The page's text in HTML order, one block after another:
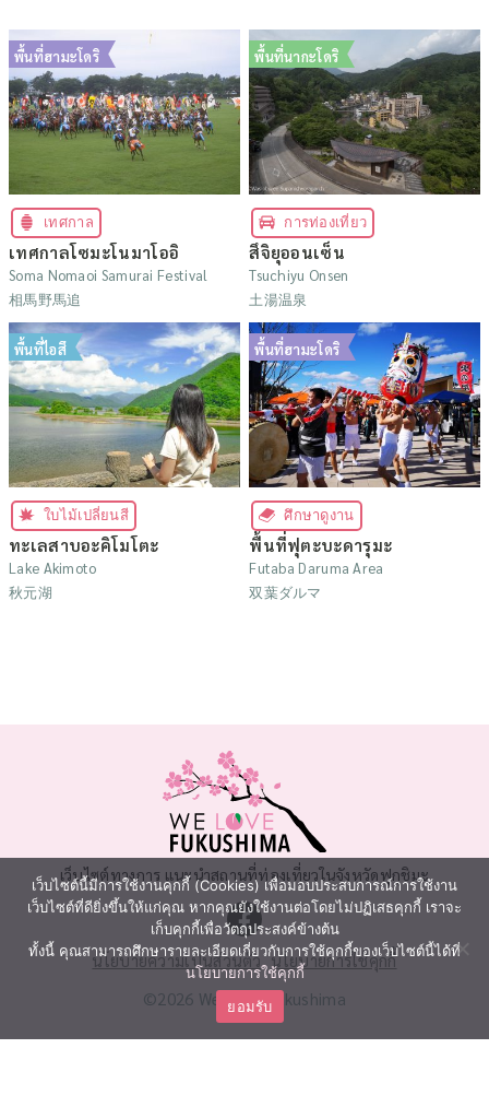
พื้นที่ฮามะโดริ
เทศกาล
เทศกาลโซมะโนมาโออิ
Soma Nomaoi Samurai Festival
相馬野馬追
พื้นที่นากะโดริ
การท่องเที่ยว
สึจิยุออนเซ็น
Tsuchiyu Onsen
土湯温泉
พื้นที่ไอสึ
ใบไม้เปลี่ยนสี
ทะเลสาบอะคิโมโตะ
Lake Akimoto
秋元湖
พื้นที่ฮามะโดริ
ศึกษาดูงาน
พื้นที่ฟุตะบะดารุมะ
Futaba Daruma Area
双葉ダルマ
เว็บไซต์ทางการ แนะนำสถานที่ท่องเที่ยวในจังหวัดฟุกุชิมะ
นโยบายความเป็นส่วนตัว นโยบายการใช้คุกกี้
©2026 We Love Fukushima
เว็บไซต์นี้มีการใช้งานคุกกี้ (Cookies) เพื่อมอบประสบการณ์การใช้งาน
เว็บไซต์ที่ดียิ่งขึ้นให้แก่คุณ หากคุณยังใช้งานต่อโดยไม่ปฏิเสธคุกกี้ เราจะ
เก็บคุกกี้เพื่อวัตถุประสงค์ข้างต้น
ทั้งนี้ คุณสามารถศึกษารายละเอียดเกี่ยวกับการใช้คุกกี้ของเว็บไซต์นี้ได้ที่
นโยบายการใช้คุกกี้
ยอมรับ